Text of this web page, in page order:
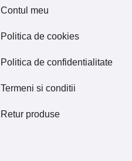
Contul meu
Politica de cookies
Politica de confidentialitate
Termeni si conditii
Retur produse